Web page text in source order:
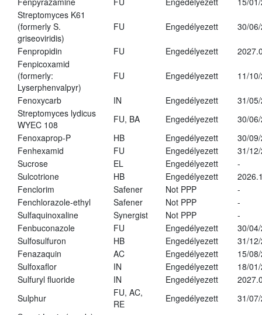
Streptomyces K61
(formerly S.
griseoviridis)
FU Engedélyezett 30/
Fenpropidin FU Engedélyezett
Fenpicoxamid
(formerly:
Lyserphenvalpyr)
FU Engedélyezett 11/
Fenoxycarb IN Engedélyezett
31/
Streptomyces lydicus
WYEC 108
FU, BA Engedélyezett
30/
Fenoxaprop-P
HB Engedélyezett
30/
Fenhexamid
FU Engedélyezett
31/
Sucrose
EL Engedélyezett
-
Sulcotrione
HB Engedélyezett
Fenclorim
Safener Not PPP
-
Fenchlorazole-ethyl
Safener Not PPP
-
Sulfaquinoxaline
Synergist Not PPP
-
Fenbuconazole
FU Engedélyezett
30/
Sulfosulfuron
HB Engedélyezett
31/
Fenazaquin
AC Engedélyezett
15/
Sulfoxaflor
IN Engedélyezett
18/
Sulfuryl fluoride
IN Engedélyezett
Sulphur
FU, AC,
RE
Engedélyezett
31/